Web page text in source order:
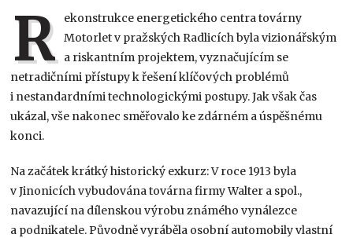
R
ekonstrukce energetického centra továrny
Motorlet v pražských Radlicích byla vizionářským
a riskantním projektem, vyznačujícím se
netradičními přístupy k řešení klíčových problémů
i nestandardními technologickými postupy. Jak však čas
ukázal, vše nakonec směřovalo ke zdárném a úspěšnému
konci.
Na začátek krátký historický exkurz: V roce 1913 byla
v Jinonicích vybudována továrna firmy Walter a spol.,
navazující na dílenskou výrobu známého vynálezce
a podnikatele. Původně vyráběla osobní automobily vlastní